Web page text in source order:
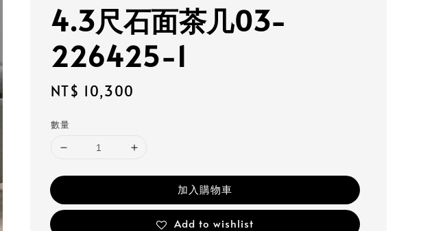
4.3尺石面茶几03-
226425-1
Regular
NT$ 10,300
數量
加入購物車
Add to wishlist